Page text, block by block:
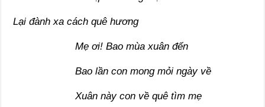
Lại đành xa cách quê hương
Mẹ ơi! Bao mùa xuân đến
Bao lần con mong mỏi ngày về
Xuân này con về quê tìm mẹ